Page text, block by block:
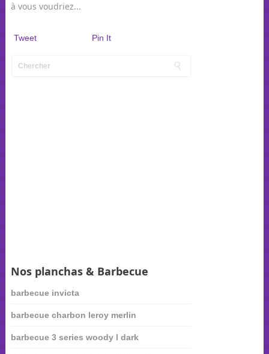
à vous voudriez...
Tweet Pin It
Nos planchas & Barbecue
barbecue invicta
barbecue charbon leroy merlin
barbecue 3 series woody l dark